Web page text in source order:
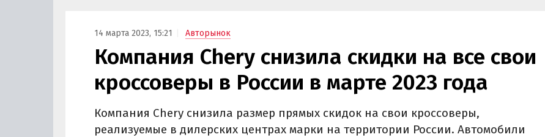
14 марта 2023, 15:21 Авторынок
Компания Chery снизила скидки на все свои
кроссоверы в России в марте 2023 года
Компания Chery снизила размер прямых скидок на свои кроссоверы,
реализуемые в дилерских центрах марки на территории России. Автомобили